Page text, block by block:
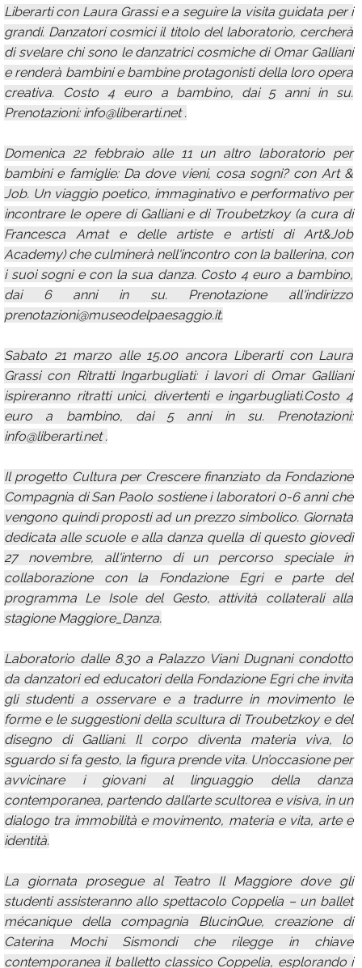
Liberarti con Laura Grassi e a seguire la visita guidata per i
grandi. Danzatori cosmici il titolo del laboratorio, cercherà
di svelare chi sono le danzatrici cosmiche di Omar Galliani
e renderà bambini e bambine protagonisti della loro opera
creativa. Costo 4 euro a bambino, dai 5 anni in su.
Prenotazioni: info@liberarti.net .
Domenica 22 febbraio alle 11 un altro laboratorio per
bambini e famiglie: Da dove vieni, cosa sogni? con Art &
Job. Un viaggio poetico, immaginativo e performativo per
incontrare le opere di Galliani e di Troubetzkoy (a cura di
Francesca Amat e delle artiste e artisti di Art&Job
Academy) che culminerà nell'incontro con la ballerina, con
i suoi sogni e con la sua danza. Costo 4 euro a bambino,
dai 6 anni in su. Prenotazione all'indirizzo
prenotazioni@museodelpaesaggio.it.
Sabato 21 marzo alle 15.00 ancora Liberarti con Laura
Grassi con Ritratti Ingarbugliati: i lavori di Omar Galliani
ispireranno ritratti unici, divertenti e ingarbugliati.Costo 4
euro a bambino, dai 5 anni in su. Prenotazioni:
info@liberarti.net .
Il progetto Cultura per Crescere finanziato da Fondazione
Compagnia di San Paolo sostiene i laboratori 0-6 anni che
vengono quindi proposti ad un prezzo simbolico. Giornata
dedicata alle scuole e alla danza quella di questo giovedì
27 novembre, all'interno di un percorso speciale in
collaborazione con la Fondazione Egri e parte del
programma Le Isole del Gesto, attività collaterali alla
stagione Maggiore_Danza.
Laboratorio dalle 8.30 a Palazzo Viani Dugnani condotto
da danzatori ed educatori della Fondazione Egri che invita
gli studenti a osservare e a tradurre in movimento le
forme e le suggestioni della scultura di Troubetzkoy e del
disegno di Galliani. Il corpo diventa materia viva, lo
sguardo si fa gesto, la figura prende vita. Un’occasione per
avvicinare i giovani al linguaggio della danza
contemporanea, partendo dall’arte scultorea e visiva, in un
dialogo tra immobilità e movimento, materia e vita, arte e
identità.
La giornata prosegue al Teatro Il Maggiore dove gli
studenti assisteranno allo spettacolo Coppelia – un ballet
mécanique della compagnia BlucinQue, creazione di
Caterina Mochi Sismondi che rilegge in chiave
contemporanea il balletto classico Coppelia, esplorando i